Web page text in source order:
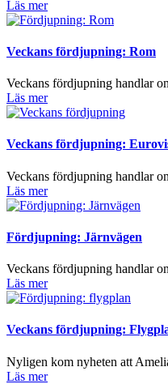
Läs mer
Veckans fördjupning: Rom
Veckans fördjupning handlar
Läs mer
Veckans fördjupning:
Veckans fördjupning handlar
Läs mer
Fördjupning: Järnvägen
Veckans fördjupning handlar
Läs mer
Veckans fördjupning:
Nyligen kom nyheten att
Läs mer